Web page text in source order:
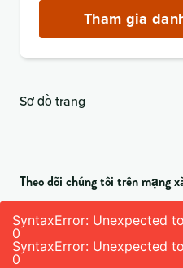
(bắt
buộc)
Tham gia
Sơ đồ trang
Theo dõi chúng tôi trên mạng
SyntaxError: Unexpected
0
SyntaxError: Unexpected
0